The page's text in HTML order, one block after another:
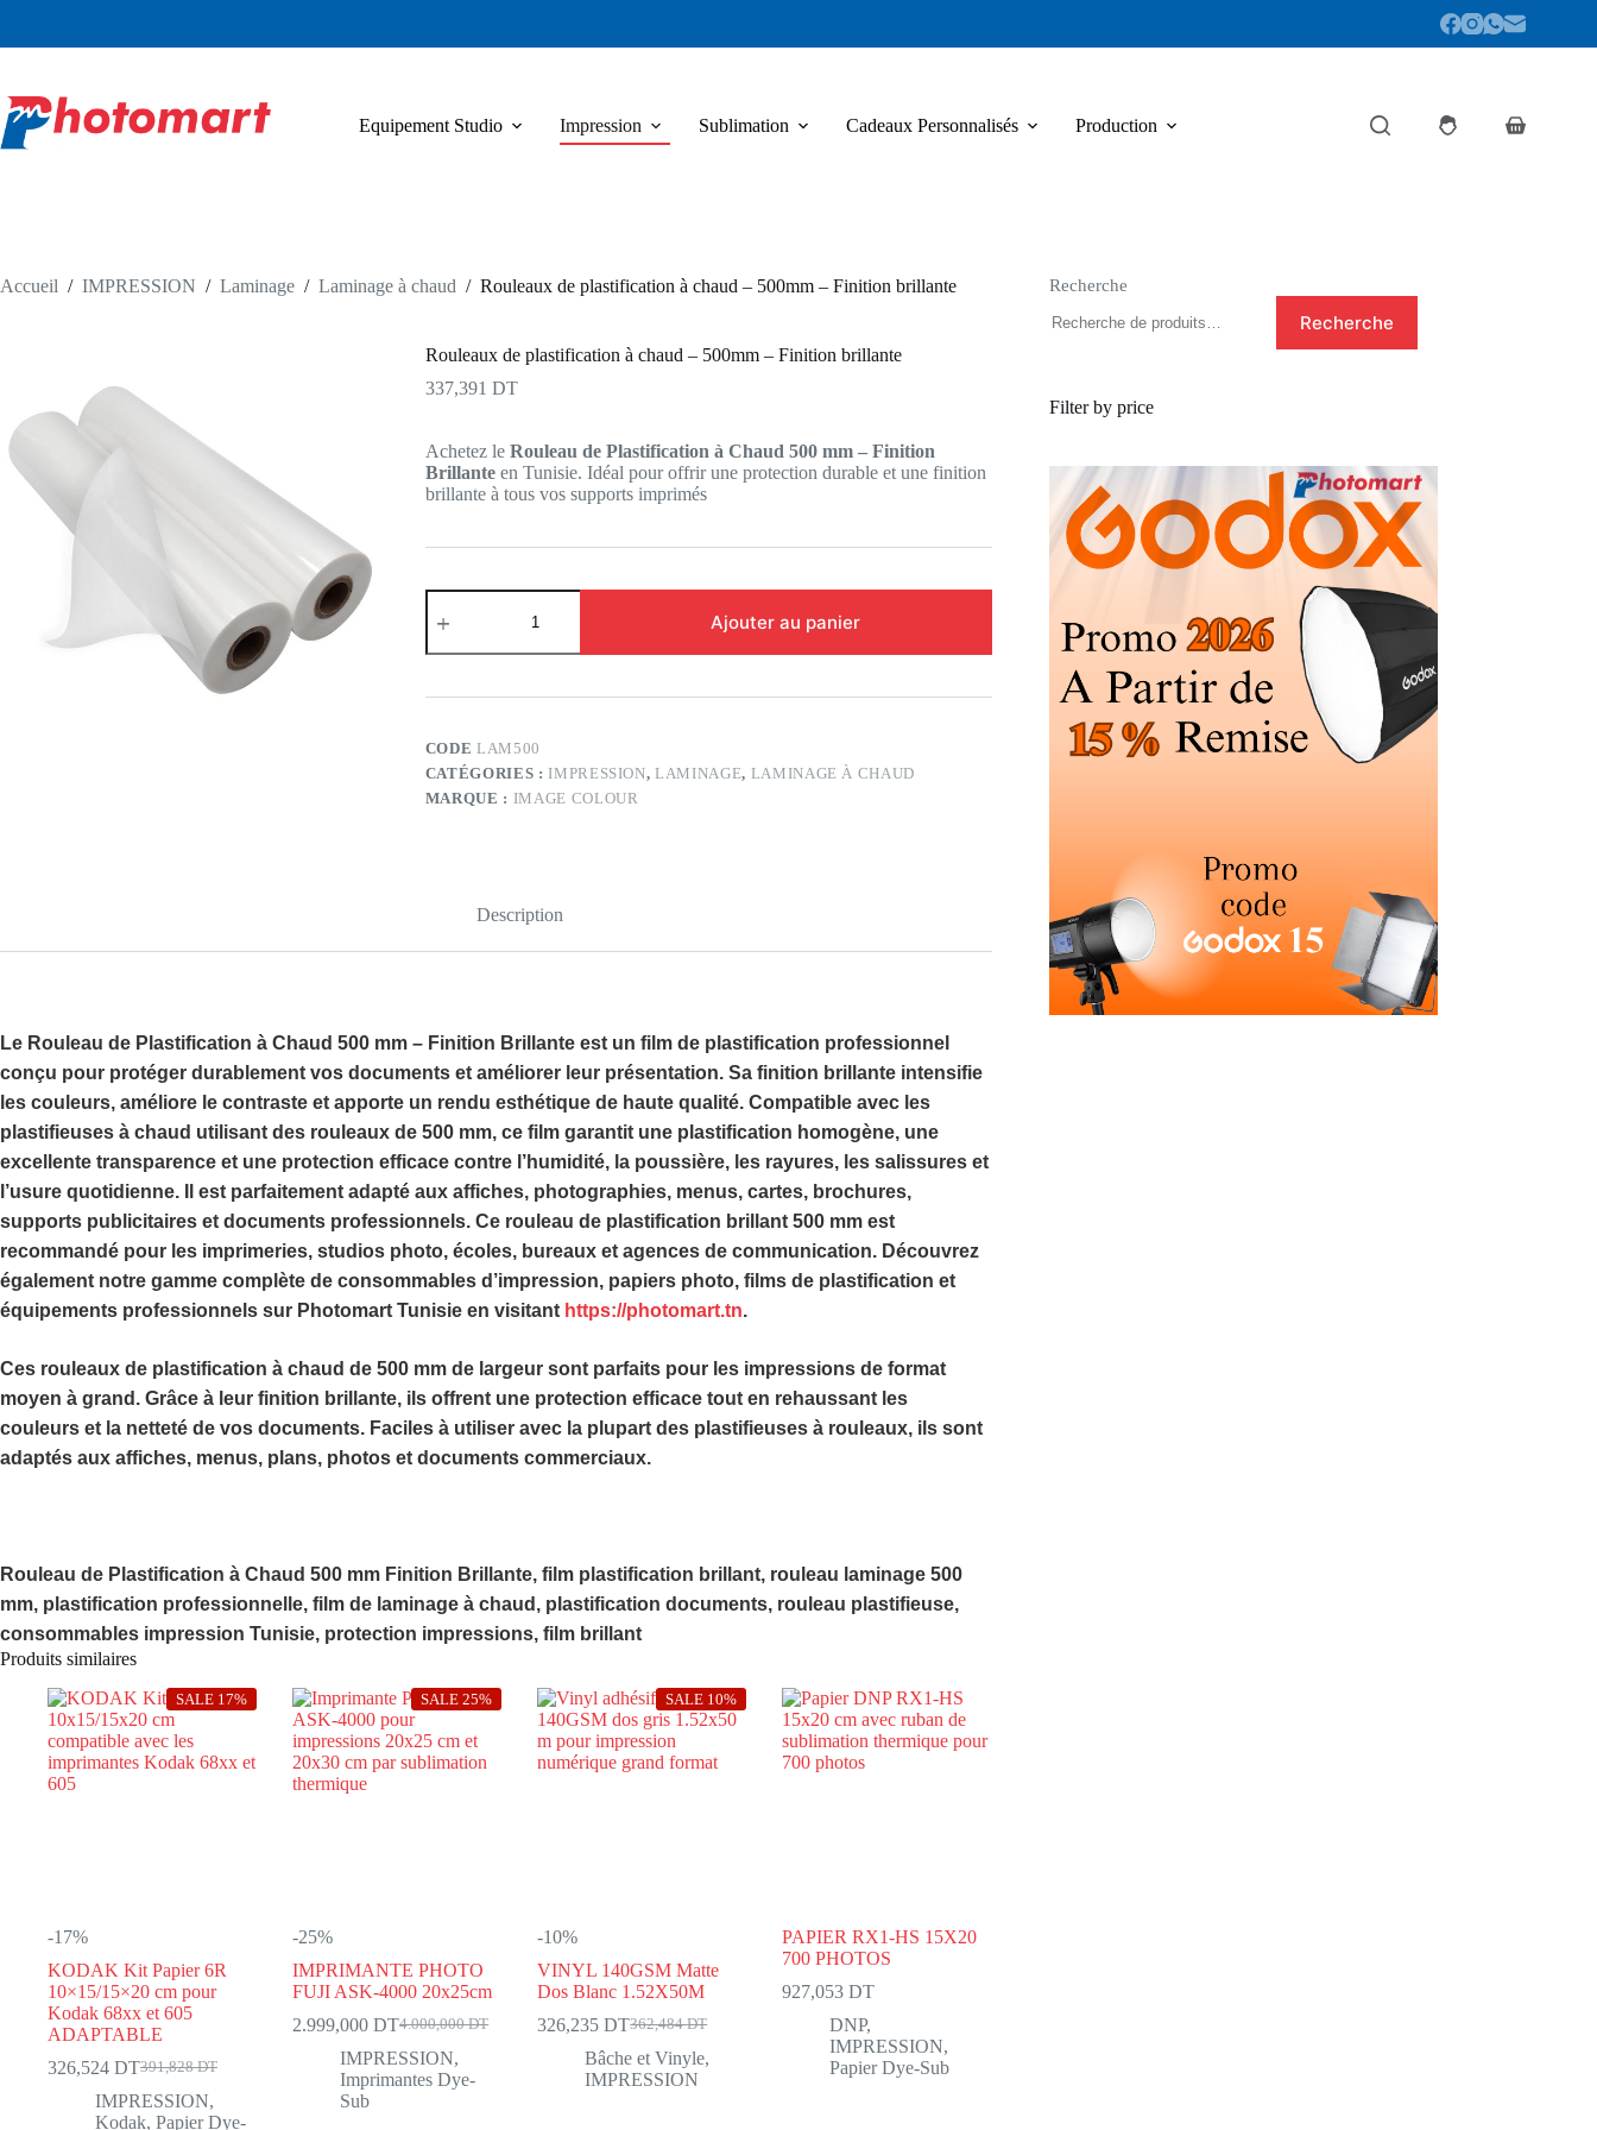
contenu
Equipement Studio Impression Sublimation Cadeaux Personnalisés Production
Panier
Accueil / IMPRESSION / Laminage / Laminage à chaud / Rouleaux de plastification à chaud – 500mm – Finition brillante
Rouleaux de plastification à chaud – 500mm – Finition brillante
337,391 DT
Achetez le Rouleau de Plastification à Chaud 500 mm – Finition
Brillanteen Tunisie. Idéal pour offrir une protection durable et une finition
brillante à tous vos supports imprimés
quantité
de
de
à
–
500mm
–
Finition
Ajouter au panier
CODELAM500
CATÉGORIES : IMPRESSION,LAMINAGE, LAMINAGE À CHAUD
MARQUE : IMAGE COLOUR
Description
Le Rouleau de Plastification à Chaud 500 mm – Finition Brillante est un film de plastification professionnel
conçu pour protéger durablement vos documents et améliorer leur présentation. Sa finition brillante intensifie
les couleurs, améliore le contraste et apporte un rendu esthétique de haute qualité. Compatible avec les
plastifieuses à chaud utilisant des rouleaux de 500 mm, ce film garantit une plastification homogène, une
excellente transparence et une protection efficace contre l’humidité, la poussière, les rayures, les salissures et
l’usure quotidienne. Il est parfaitement adapté aux affiches, photographies, menus, cartes, brochures,
supports publicitaires et documents professionnels. Ce rouleau de plastification brillant 500 mm est
recommandé pour les imprimeries, studios photo, écoles, bureaux et agences de communication. Découvrez
également notre gamme complète de consommables d’impression, papiers photo, films de plastification et
équipements professionnels sur Photomart Tunisie en visitant https://photomart.tn.
Ces rouleaux de plastification à chaud de 500 mm de largeur sont parfaits pour les impressions de format
moyen à grand. Grâce à leur finition brillante, ils offrent une protection efficace tout en rehaussant les
couleurs et la netteté de vos documents. Faciles à utiliser avec la plupart des plastifieuses à rouleaux, ils sont
adaptés aux affiches, menus, plans, photos et documents commerciaux.
Rouleau de Plastification à Chaud 500 mm Finition Brillante, film plastification brillant, rouleau laminage 500
mm, plastification professionnelle, film de laminage à chaud, plastification documents, rouleau plastifieuse,
consommables impression Tunisie, protection impressions, film brillant
Produits similaires
-17%
KODAK Kit Papier 6R
10×15/15×20 cm pour
Kodak 68xx et 605
ADAPTABLE
SALE 17%
391,828DT
Le
prix
initial
326,524 DTLe
prix
actuel
IMPRESSION,
Kodak, Papier Dye-
-25%
IMPRIMANTE PHOTO
FUJI ASK-4000 20x25cm
SALE 25%
4.000,000DT
Le
prix
initial
2.999,000DTLe
prix
actuel
IMPRESSION,
Imprimantes Dye-
Sub
-10%
VINYL 140GSM Matte
Dos Blanc 1.52X50M
SALE 10%
362,484DT
Le
prix
initial
326,235DTLe
prix
actuel
Bâche et Vinyle,
IMPRESSION
PAPIER RX1-HS 15X20
700 PHOTOS
927,053DT
DNP,
IMPRESSION,
Papier Dye-Sub
Recherche
Recherche
Filter by price